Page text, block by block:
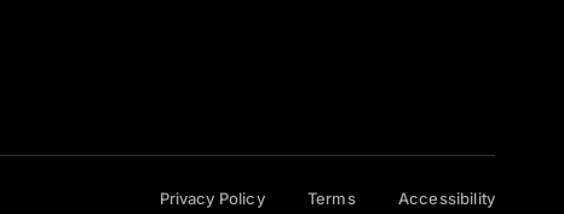
Privacy Policy Terms Accessibility